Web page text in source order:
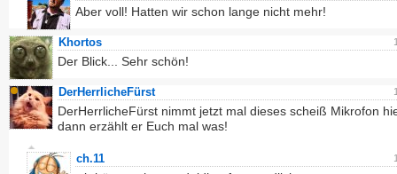
Aber voll! Hatten wir schon lange nicht mehr!
Khortos
Der Blick... Sehr schön!
DerHerrlicheFürst
DerHerrlicheFürst nimmt jetzt mal dieses scheiß Mikrofon
dann erzählt er Euch mal was!
ch.11